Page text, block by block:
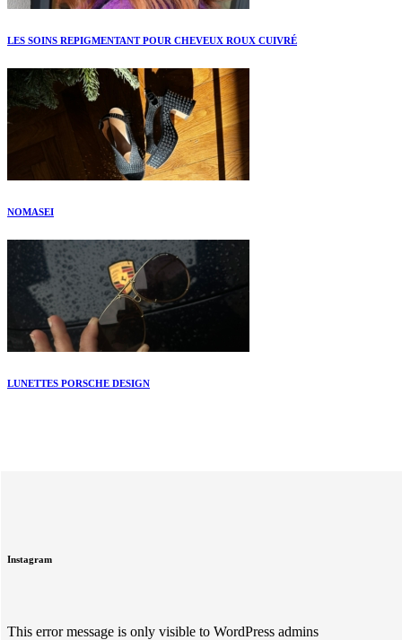
LES SOINS REPIGMENTANT POUR CHEVEUX ROUX CUIVRÉ
NOMASEI
LUNETTES PORSCHE DESIGN
Instagram
This error message is only visible to WordPress admins